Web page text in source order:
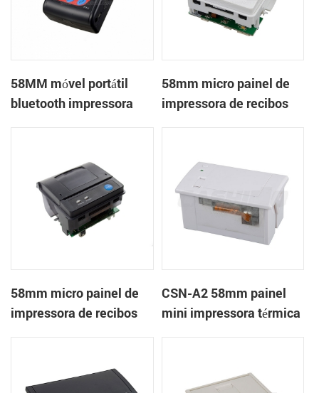
58MM móvel portátil
bluetooth impressora
58mm micro painel de
impressora de recibos
58mm micro painel de
impressora de recibos
CSN-A2 58mm painel
mini impressora térmica